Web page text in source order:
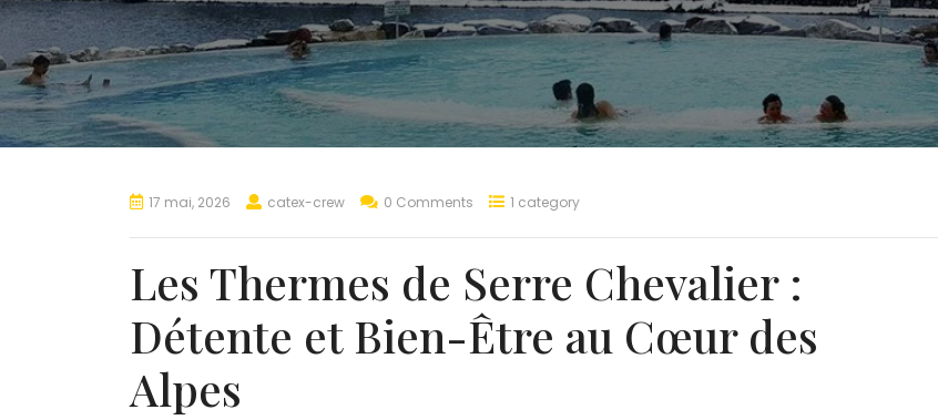
17 mai, 2026 catex-crew 0 Comments 1 category
Les Thermes de Serre Chevalier :
Détente et Bien-Être au Cœur des
Alpes